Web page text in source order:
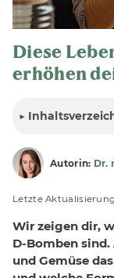
Diese
erhöhen
▶ Inhalt
Autorin: Dr.
Letzte
Wir zeigen dir,
D-Bomben
und Gemüse